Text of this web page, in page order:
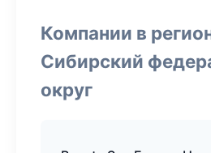
Компании в
Сибирский
округ